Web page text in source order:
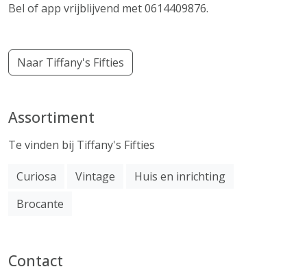
Bel of app vrijblijvend met 0614409876.
Naar Tiffany's Fifties
Assortiment
Te vinden bij Tiffany's Fifties
Curiosa Vintage
Huis en inrichting
Brocante
Contact